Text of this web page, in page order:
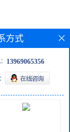
试验机
方式
13969065356